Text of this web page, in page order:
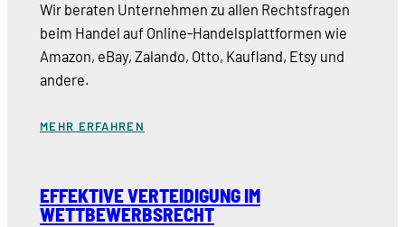
Wir beraten Unternehmen zu allen Rechtsfragen
beim Handel auf Online-Handelsplattformen wie
Amazon, eBay, Zalando, Otto, Kaufland, Etsy und
andere.
MEHR ERFAHREN
EFFEKTIVE VERTEIDIGUNG IM
WETTBEWERBSRECHT